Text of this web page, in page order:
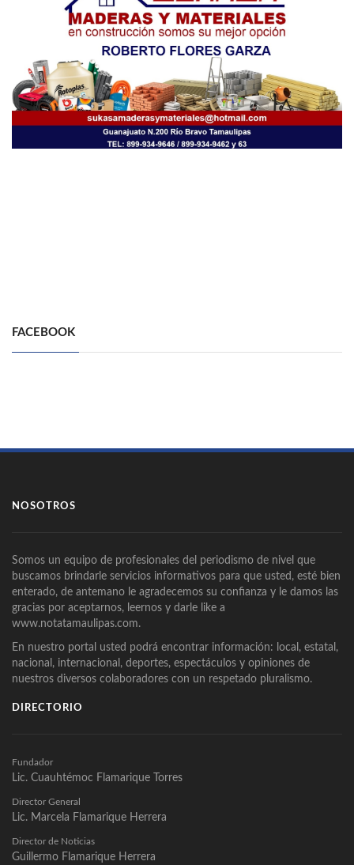
FACEBOOK
NOSOTROS
Somos un equipo de profesionales del periodismo de nivel que
buscamos brindarle servicios informativos para que usted, esté bien
enterado, de antemano le agradecemos su confianza y le damos las
gracias por aceptarnos, leernos y darle like a
www.notatamaulipas.com.
En nuestro portal usted podrá encontrar información: local, estatal,
nacional, internacional, deportes, espectáculos y opiniones de
nuestros diversos colaboradores con un respetado pluralismo.
DIRECTORIO
Fundador
Lic. Cuauhtémoc Flamarique Torres
Director General
Lic. Marcela Flamarique Herrera
Director de Noticias
Guillermo Flamarique Herrera